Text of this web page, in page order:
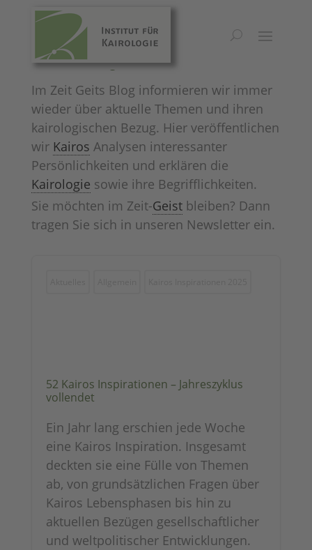
Zeit Geist Blog
Im Zeit Geits Blog informieren wir immer
wieder über aktuelle Themen und ihren
kairologischen Bezug. Hier veröffentlichen
wir Kairos Analysen interessanter
Persönlichkeiten und erklären die
Kairologie sowie ihre Begrifflichkeiten.
Sie möchten im Zeit-Geistbleiben? Dann
tragen Sie sich in unseren Newsletter ein.
52 Kairos Inspirationen – Jahreszyklus
vollendet
Ein Jahr lang erschien jede Woche
eine Kairos Inspiration. Insgesamt
deckten sie eine Fülle von Themen
ab, von grundsätzlichen Fragen über
Kairos Lebensphasen bis hin zu
aktuellen Bezügen gesellschaftlicher
und weltpolitischer Entwicklungen.